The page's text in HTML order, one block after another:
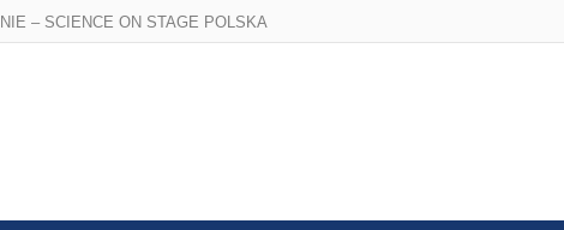
– SCIENCE ON STAGE POLSKA